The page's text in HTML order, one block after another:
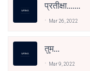
प्रतीक्षा.......
Mar 26, 2022
तुम...
Mar 9, 2022